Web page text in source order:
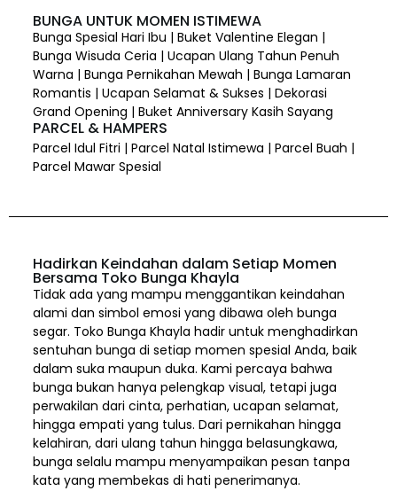
BUNGA UNTUK MOMEN ISTIMEWA
Bunga Spesial Hari Ibu | Buket Valentine Elegan |
Bunga Wisuda Ceria | Ucapan Ulang Tahun Penuh
Warna | Bunga Pernikahan Mewah | Bunga Lamaran
Romantis | Ucapan Selamat & Sukses | Dekorasi
Grand Opening | Buket Anniversary Kasih Sayang
PARCEL & HAMPERS
Parcel Idul Fitri | Parcel Natal Istimewa | Parcel Buah |
Parcel Mawar Spesial
Hadirkan Keindahan dalam Setiap Momen
Bersama Toko Bunga Khayla
Tidak ada yang mampu menggantikan keindahan
alami dan simbol emosi yang dibawa oleh bunga
segar. Toko Bunga Khayla hadir untuk menghadirkan
sentuhan bunga di setiap momen spesial Anda, baik
dalam suka maupun duka. Kami percaya bahwa
bunga bukan hanya pelengkap visual, tetapi juga
perwakilan dari cinta, perhatian, ucapan selamat,
hingga empati yang tulus. Dari pernikahan hingga
kelahiran, dari ulang tahun hingga belasungkawa,
bunga selalu mampu menyampaikan pesan tanpa
kata yang membekas di hati penerimanya.